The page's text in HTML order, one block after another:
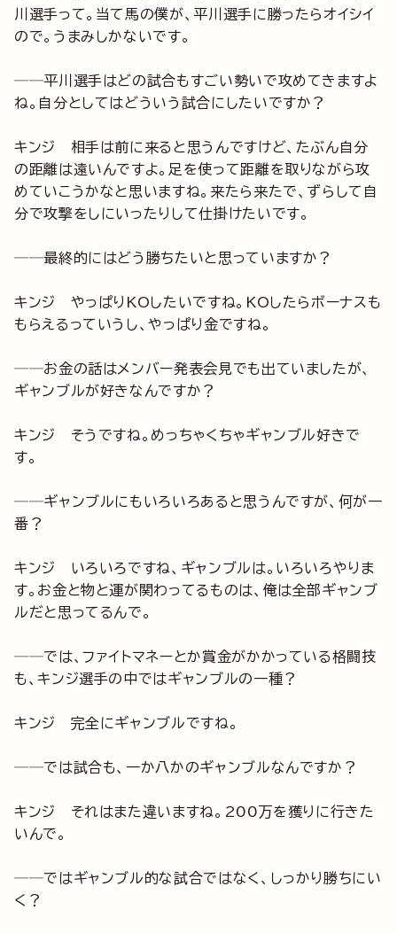
川選手って。当て馬の僕が、平川選手に勝ったらオイシイ
ので。うまみしかないです。
──平川選手はどの試合もすごい勢いで攻めてきますよ
ね。自分としてはどういう試合にしたいですか？
キンジ 相手は前に来ると思うんですけど、たぶん自分
の距離は遠いんですよ。足を使って距離を取りながら攻
めていこうかなと思いますね。来たら来たで、ずらして自
分で攻撃をしにいったりして仕掛けたいです。
──最終的にはどう勝ちたいと思っていますか？
キンジ やっぱりKOしたいですね。KOしたらボーナスも
もらえるっていうし、やっぱり金ですね。
──お金の話はメンバー発表会見でも出ていましたが、
ギャンブルが好きなんですか？
キンジ そうですね。めっちゃくちゃギャンブル好きで
す。
──ギャンブルにもいろいろあると思うんですが、何が一
番？
キンジ いろいろですね、ギャンブルは。いろいろやりま
す。お金と物と運が関わってるものは、俺は全部ギャンブ
ルだと思ってるんで。
──では、ファイトマネーとか賞金がかかっている格闘技
も、キンジ選手の中ではギャンブルの一種？
キンジ 完全にギャンブルですね。
──では試合も、一か八かのギャンブルなんですか？
キンジ それはまた違いますね。200万を獲りに行きた
いんで。
──ではギャンブル的な試合ではなく、しっかり勝ちにい
く？